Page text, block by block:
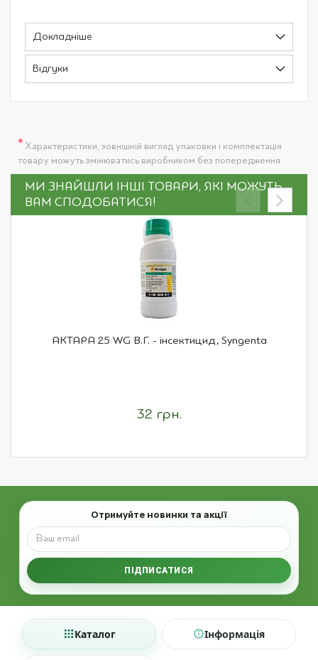
Докладніше
Відгуки
* Характеристики, зовнішній вигляд упаковки і комплектація
товару можуть змінюватись виробником без попередження.
МИ ЗНАЙШЛИ ІНШІ ТОВАРИ, ЯКІ МОЖУТЬ
ВАМ СПОДОБАТИСЯ!
АКТАРА 25 WG В.Г. - інсектицид, Syngenta
32 грн.
Email
Отримуйте новинки та акції
ПІДПИСАТИСЯ
Каталог Інформація